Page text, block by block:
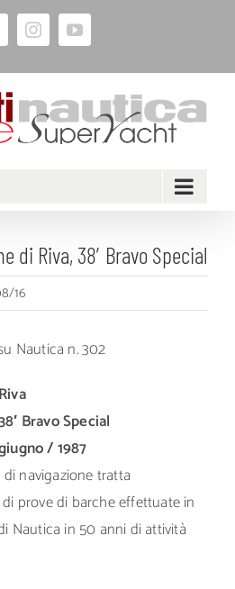
FacebookInstagramYouTube
di Riva, 38′ Bravo Special
16
Nautica n. 302
Riva
Bravo Special
/ 1987
di navigazione tratta
prove di barche effettuate in
Nautica in 50 anni di attività